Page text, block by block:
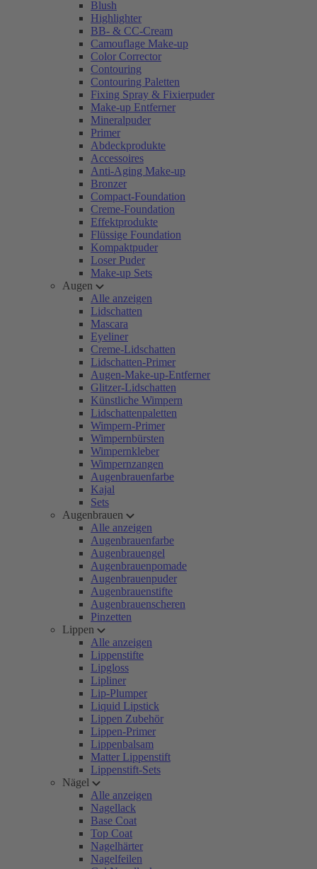
Blush
Highlighter
BB- & CC-Cream
Camouflage Make-up
Color Corrector
Contouring
Contouring Paletten
Fixing Spray & Fixierpuder
Make-up Entferner
Mineralpuder
Primer
Abdeckprodukte
Accessoires
Anti-Aging Make-up
Bronzer
Compact-Foundation
Creme-Foundation
Effektprodukte
Flüssige Foundation
Kompaktpuder
Loser Puder
Make-up Sets
Augen
Alle anzeigen
Lidschatten
Mascara
Eyeliner
Creme-Lidschatten
Lidschatten-Primer
Augen-Make-up-Entferner
Glitzer-Lidschatten
Künstliche Wimpern
Lidschattenpaletten
Wimpern-Primer
Wimpernbürsten
Wimpernkleber
Wimpernzangen
Augenbrauenfarbe
Kajal
Sets
Augenbrauen
Alle anzeigen
Augenbrauenfarbe
Augenbrauengel
Augenbrauenpomade
Augenbrauenpuder
Augenbrauenstifte
Augenbrauenscheren
Pinzetten
Lippen
Alle anzeigen
Lippenstifte
Lipgloss
Lipliner
Lip-Plumper
Liquid Lipstick
Lippen Zubehör
Lippen-Primer
Lippenbalsam
Matter Lippenstift
Lippenstift-Sets
Nägel
Alle anzeigen
Nagellack
Base Coat
Top Coat
Nagelhärter
Nagelfeilen